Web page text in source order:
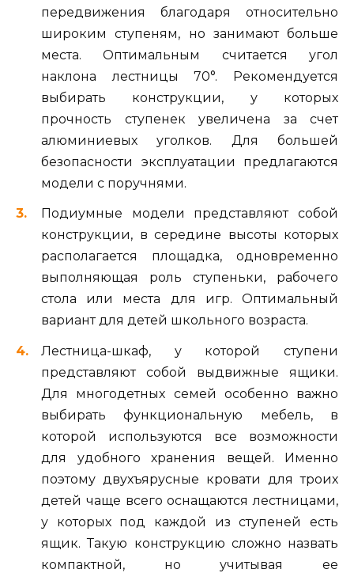
передвижения благодаря относительно
широким ступеням, но занимают больше
места. Оптимальным считается угол
наклона лестницы 70°. Рекомендуется
выбирать конструкции, у которых
прочность ступенек увеличена за счет
алюминиевых уголков. Для большей
безопасности эксплуатации предлагаются
модели с поручнями.
Подиумные модели представляют собой
конструкции, в середине высоты которых
располагается площадка, одновременно
выполняющая роль ступеньки, рабочего
стола или места для игр. Оптимальный
вариант для детей школьного возраста.
Лестница-шкаф, у которой ступени
представляют собой выдвижные ящики.
Для многодетных семей особенно важно
выбирать функциональную мебель, в
которой используются все возможности
для удобного хранения вещей. Именно
поэтому двухъярусные кровати для троих
детей чаще всего оснащаются лестницами,
у которых под каждой из ступеней есть
ящик. Такую конструкцию сложно назвать
компактной, но учитывая ее